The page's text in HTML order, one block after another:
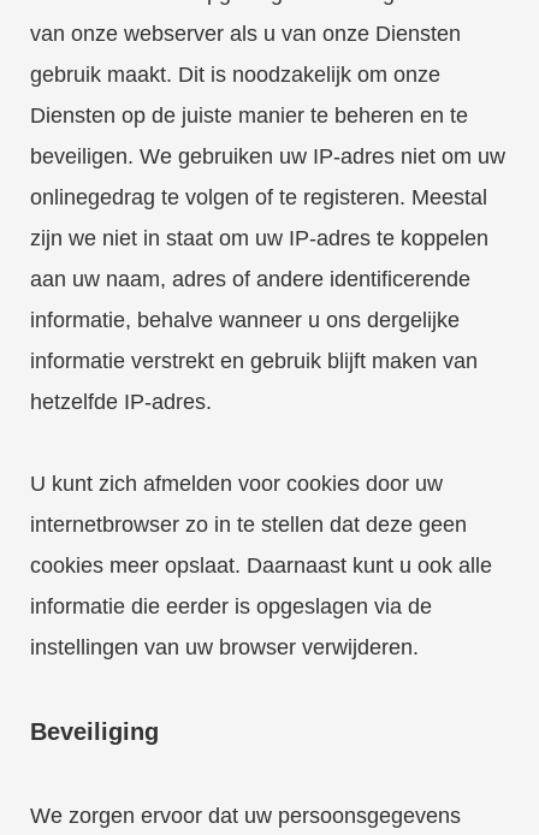
van onze webserver als u van onze Diensten
gebruik maakt. Dit is noodzakelijk om onze
Diensten op de juiste manier te beheren en te
beveiligen. We gebruiken uw IP-adres niet om uw
onlinegedrag te volgen of te registeren. Meestal
zijn we niet in staat om uw IP-adres te koppelen
aan uw naam, adres of andere identificerende
informatie, behalve wanneer u ons dergelijke
informatie verstrekt en gebruik blijft maken van
hetzelfde IP-adres.
U kunt zich afmelden voor cookies door uw
internetbrowser zo in te stellen dat deze geen
cookies meer opslaat. Daarnaast kunt u ook alle
informatie die eerder is opgeslagen via de
instellingen van uw browser verwijderen.
Beveiliging
We zorgen ervoor dat uw persoonsgegevens